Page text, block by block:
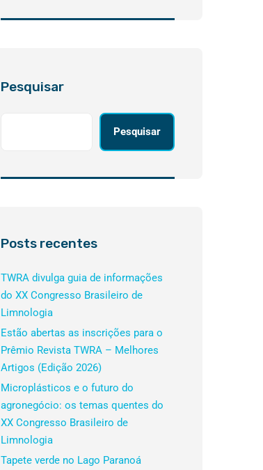
Pesquisar
Pesquisar
Posts recentes
TWRA divulga guia de informações
do XX Congresso Brasileiro de
Limnologia
Estão abertas as inscrições para o
Prêmio Revista TWRA – Melhores
Artigos (Edição 2026)
Microplásticos e o futuro do
agronegócio: os temas quentes do
XX Congresso Brasileiro de
Limnologia
Tapete verde no Lago Paranoá